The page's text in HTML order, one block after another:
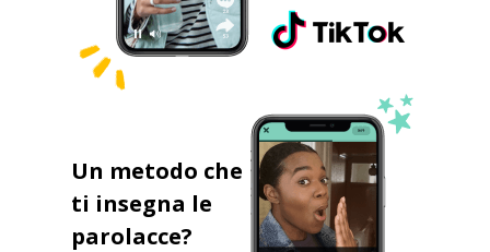
Un metodo che
ti insegna le
parolacce?